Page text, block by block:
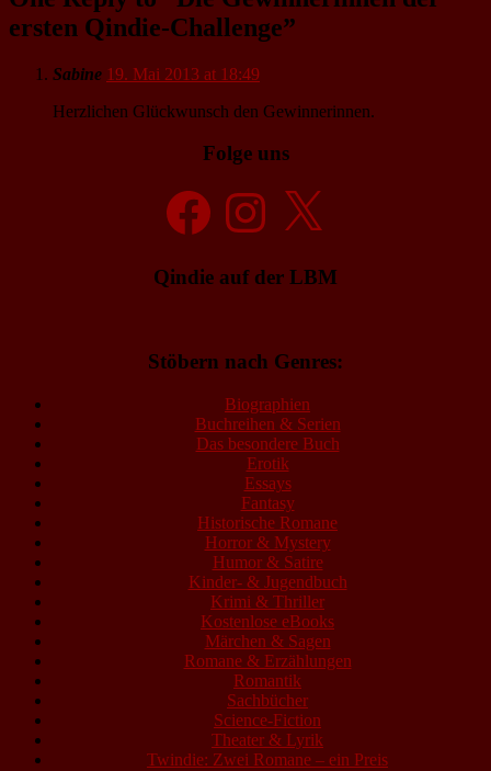
ersten Qindie-Challenge”
Sabine 19. Mai 2013 at 18:49
Herzlichen Glückwunsch den Gewinnerinnen.
Folge uns
FacebookInstagramX
Qindie auf der LBM
Stöbern nach Genres:
Biographien
Buchreihen & Serien
Das besondere Buch
Erotik
Essays
Fantasy
Historische Romane
Horror & Mystery
Humor & Satire
Kinder- & Jugendbuch
Krimi & Thriller
Kostenlose eBooks
Märchen & Sagen
Romane & Erzählungen
Romantik
Sachbücher
Science-Fiction
Theater & Lyrik
Twindie: Zwei Romane – ein Preis